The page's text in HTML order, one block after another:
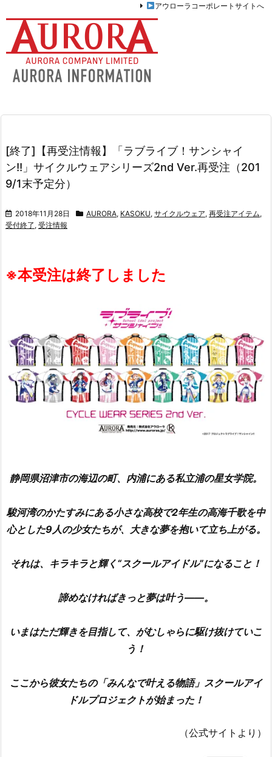
アウローラコーポレートサイトへ
[終了]【再受注情報】「ラブライブ！サンシャイ
ン!!」サイクルウェアシリーズ2nd Ver.再受注（201
9/1末予定分）
2018年11月28日 AURORA, KASOKU, サイクルウェア, 再受注アイテム,
受付終了 , 受注情報
※本受注は終了しました
静岡県沼津市の海辺の町、内浦にある私立浦の星女学院。
駿河湾のかたすみにある小さな高校で2年生の高海千歌を中
心とした9人の少女たちが、大きな夢を抱いて立ち上がる。
それは、キラキラと輝く“スクールアイドル”になること！
諦めなければきっと夢は叶う――。
いまはただ輝きを目指して、がむしゃらに駆け抜けていこ
う！
ここから彼女たちの「みんなで叶える物語」スクールアイ
ドルプロジェクトが始まった！
（公式サイトより）